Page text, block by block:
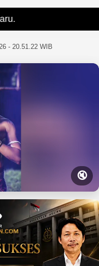
- 20.51.24 WIB
🔇